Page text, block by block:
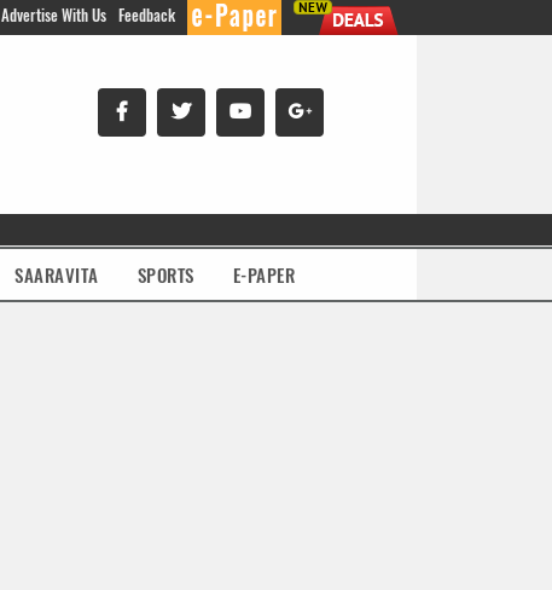
Advertise With Us Feedback
SAARAVITA SPORTS E-PAPER